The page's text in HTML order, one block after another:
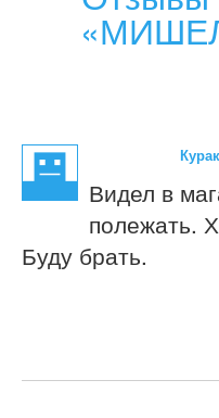
Видел в
полежать.
Буду брать.